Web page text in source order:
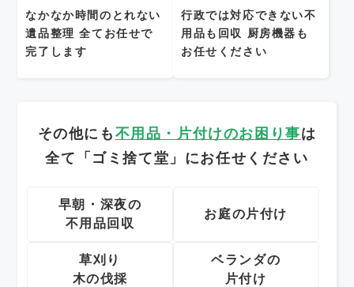
なかなか時間のとれない
遺品整理 全てお任せで
完了します
行政では対応できない不
用品も回収 厨房機器も
お任せください
その他にも 不用品・片付けのお困り事は
全て「ゴミ捨て堂」にお任せください
早朝・深夜の
不用品回収
お庭の片付け
草刈り
木の伐採
ベランダの
片付け